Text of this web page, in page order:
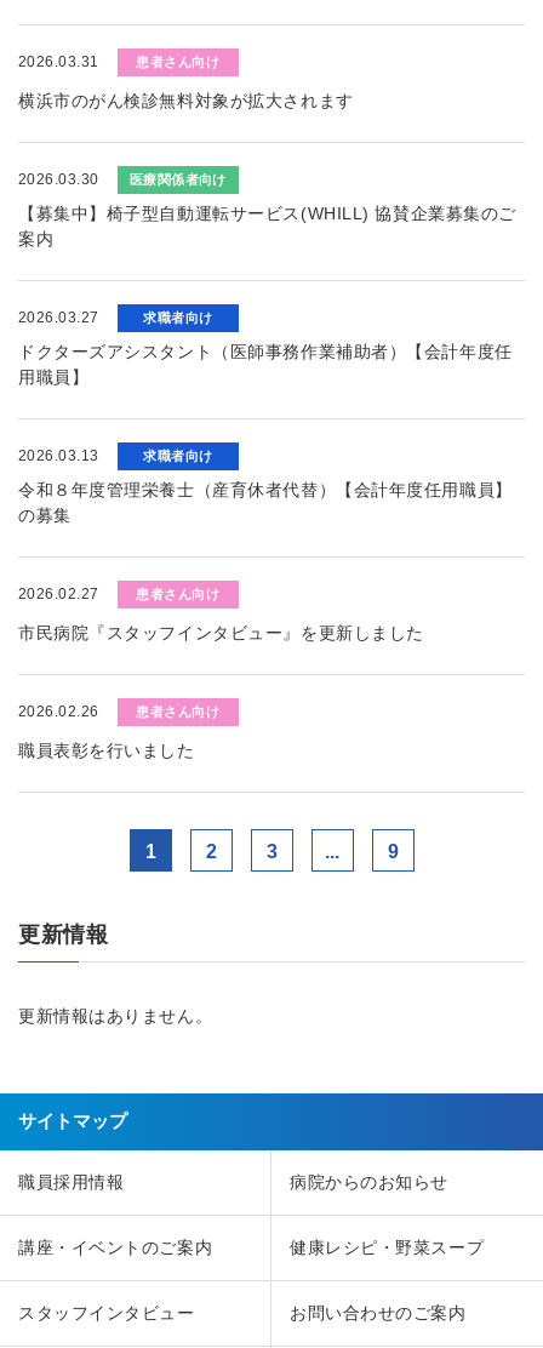
2026.03.31 患者さん向け
横浜市のがん検診無料対象が拡大されます
2026.03.30 医療関係者向け
【募集中】椅子型自動運転サービス(WHILL) 協賛企業募集のご
案内
2026.03.27 求職者向け
ドクターズアシスタント（医師事務作業補助者）【会計年度任
用職員】
2026.03.13 求職者向け
令和８年度管理栄養士（産育休者代替）【会計年度任用職員】
の募集
2026.02.27 患者さん向け
市民病院『スタッフインタビュー』を更新しました
2026.02.26 患者さん向け
職員表彰を行いました
1 2 3 ... 9
更新情報
更新情報はありません。
サイトマップ
職員採用情報 病院からのお知らせ
講座・イベントのご案内 健康レシピ・野菜スープ
スタッフインタビュー お問い合わせのご案内